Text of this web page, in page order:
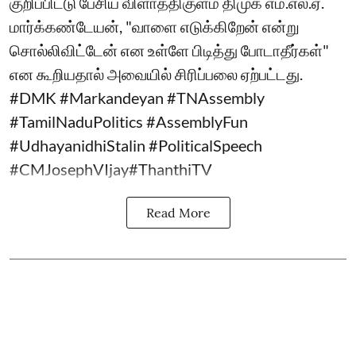
மார்க்கண்டேயன், "வாளை எடுக்கிறேன் என்று
சொல்லிவிட்டேன் என உள்ளே பிடித்து போடாதீர்கள்"
என கூறியதால் அவையில் சிரிப்பலை ஏற்பட்டது.
#DMK #Markandeyan #TNAssembly
#TamilNaduPolitics #AssemblyFun
#UdhayanidhiStalin #PoliticalSpeech
#CMJosephVIjay#ThanthiTV
Read More